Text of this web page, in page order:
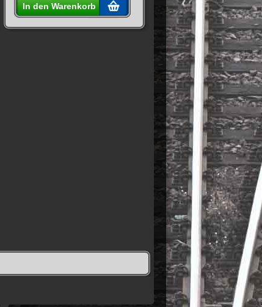
In den Warenkorb